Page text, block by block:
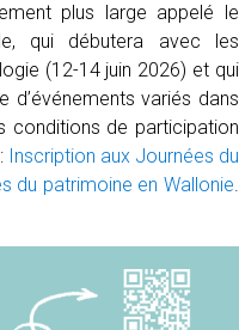
plus large appelé le
qui débutera avec les
(12-14 juin 2026) et qui
d’événements variés dans
conditions de participation
Inscription aux Journées du
du patrimoine en Wallonie.